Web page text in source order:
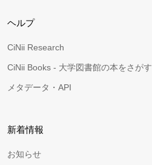
ヘルプ
CiNii Research
CiNii Books - 大学図書館の本をさがす
メタデータ・API
新着情報
お知らせ